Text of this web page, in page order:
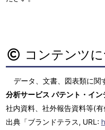
コンテンツ
データ、文書、図表類に関
分析サービス パテント・イ
社内資料、社外報告資料等(
出典「ブランドテラス, URL: